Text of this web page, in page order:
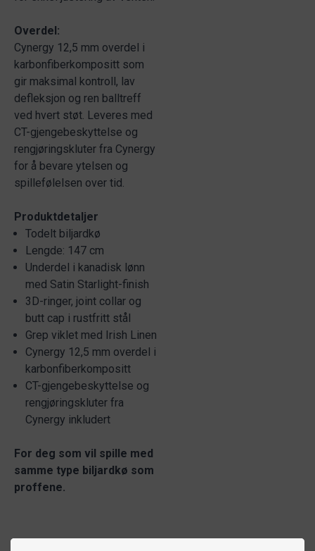
Overdel:
Cynergy 12,5 mm overdel i
karbonfiberkompositt som
gir maksimal kontroll, lav
defleksjon og ren balltreff
ved hvert støt. Leveres med
CT-gjengebeskyttelse og
rengjøringskluter fra Cynergy
for å bevare ytelsen og
spillefølelsen over tid.
Produktdetaljer
Todelt biljardkø
Lengde: 147 cm
Underdel i kanadisk lønn
med Satin Starlight-finish
3D-ringer, joint collar og
butt cap i rustfritt stål
Grep viklet med Irish Linen
Cynergy 12,5 mm overdel i
karbonfiberkompositt
CT-gjengebeskyttelse og
rengjøringskluter fra
Cynergy inkludert
For deg som vil spille med
samme type biljardkø som
proffene.